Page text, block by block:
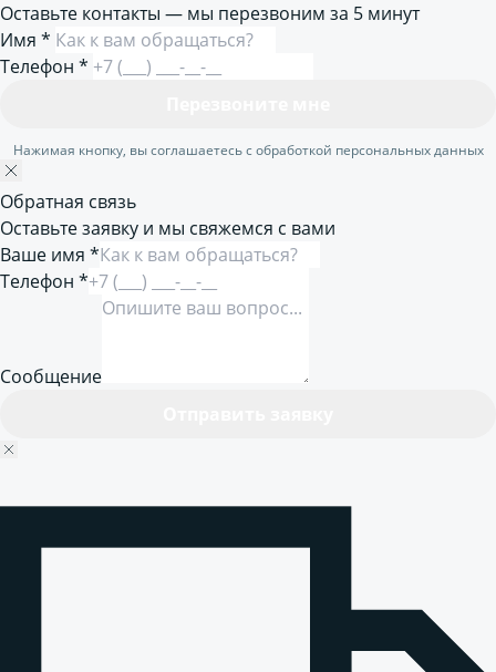
Оставьте контакты — мы перезвоним за 5 минут
Имя *
Телефон *
Нажимая кнопку, вы соглашаетесь с обработкой персональных данных
Обратная связь
Оставьте заявку и мы свяжемся с вами
Ваше имя *
Телефон *
Сообщение